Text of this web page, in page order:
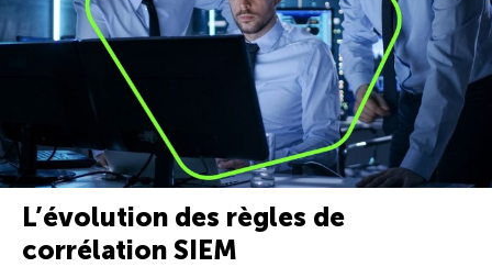
L’évolution des règles de
corrélation SIEM